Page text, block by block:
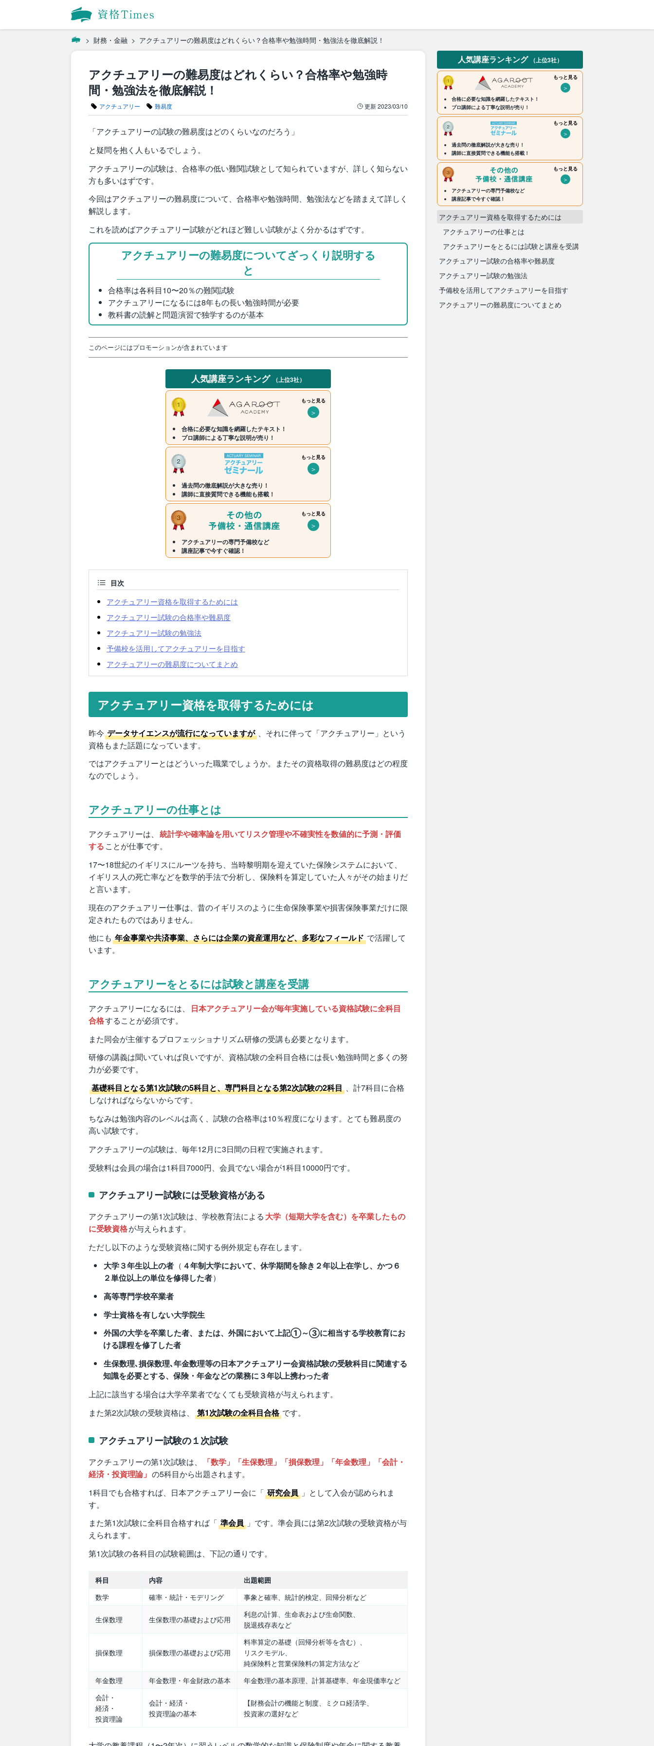
財務・金融 アクチュアリーの難易度はどれくらい？合格率や勉強時間・勉強法を徹底解説！
アクチュアリーの難易度はどれくらい？合格率や勉強時
間・勉強法を徹底解説！
アクチュアリー 難易度 更新2023/03/10
「アクチュアリーの試験の難易度はどのくらいなのだろう」
と疑問を抱く人もいるでしょう。
アクチュアリーの試験は、合格率の低い難関試験として知られていますが、詳しく知らない
方も多いはずです。
今回はアクチュアリーの難易度について、合格率や勉強時間、勉強法などを踏まえて詳しく
解説します。
これを読めばアクチュアリー試験がどれほど難しい試験がよく分かるはずです。
アクチュアリーの難易度についてざっくり説明する
と
合格率は各科目10〜20％の難関試験
アクチュアリーになるには8年もの長い勉強時間が必要
教科書の読解と問題演習で独学するのが基本
このページにはプロモーションが含まれています
人気講座ランキング （上位3社）
もっと見る
＞
合格に必要な知識を網羅したテキスト！
プロ講師による丁寧な説明が売り！
もっと見る
＞
過去問の徹底解説が大きな売り！
講師に直接質問できる機能も搭載！
もっと見る
＞
アクチュアリーの専門予備校など
講座記事で今すぐ確認！
目次
アクチュアリー資格を取得するためには
アクチュアリー試験の合格率や難易度
アクチュアリー試験の勉強法
予備校を活用してアクチュアリーを目指す
アクチュアリーの難易度についてまとめ
アクチュアリー資格を取得するためには
昨今 データサイエンスが流行になっていますが 、それに伴って「アクチュアリー」という
資格もまた話題になっています。
ではアクチュアリーとはどういった職業でしょうか。またその資格取得の難易度はどの程度
なのでしょう。
アクチュアリーの仕事とは
アクチュアリーは、 統計学や確率論を用いてリスク管理や不確実性を数値的に予測・評価
する ことが仕事です。
17〜18世紀のイギリスにルーツを持ち、当時黎明期を迎えていた保険システムにおいて、
イギリス人の死亡率などを数学的手法で分析し、保険料を算定していた人々がその始まりだ
と言います。
現在のアクチュアリー仕事は、昔のイギリスのように生命保険事業や損害保険事業だけに限
定されたものではありません。
他にも 年金事業や共済事業、さらには企業の資産運用など、多彩なフィールド で活躍して
います。
アクチュアリーをとるには試験と講座を受講
アクチュアリーになるには、
日本アクチュアリー会が毎年実施している資格試験に全科目
合格することが必須です。
また同会が主催するプロフェッショナリズム研修の受講も必要となります。
研修の講義は聞いていれば良いですが、資格試験の全科目合格には長い勉強時間と多くの努
力が必要です。
基礎科目となる第1次試験の5科目と、専門科目となる第2次試験の2科目 、計7科目に合格
しなければならないからです。
ちなみは勉強内容のレベルは高く、試験の合格率は10％程度になります。とても難易度の
高い試験です。
アクチュアリーの試験は、毎年12月に3日間の日程で実施されます。
受験料は会員の場合は1科目7000円、会員でない場合が1科目10000円です。
アクチュアリー試験には受験資格がある
アクチュアリーの第1次試験は、学校教育法による 大学（短期大学を含む）を卒業したもの
に受験資格が与えられます。
ただし以下のような受験資格に関する例外規定も存在します。
大学３年生以上の者 （ ４年制大学において、休学期間を除き２年以上在学し、かつ６
２単位以上の単位を修得した者）
高等専門学校卒業者
学士資格を有しない大学院生
外国の大学を卒業した者、または、外国において上記①～③に相当する学校教育にお
ける課程を修了した者
生保数理､損保数理､年金数理等の日本アクチュアリー会資格試験の受験科目に関連する
知識を必要とする、保険・年金などの業務に３年以上携わった者
上記に該当する場合は大学卒業者でなくても受験資格が与えられます。
また第2次試験の受験資格は、
第1次試験の全科目合格 です。
アクチュアリー試験の１次試験
アクチュアリーの第1次試験は、
「数学」「生保数理」「損保数理」「年金数理」「会計・
経済・投資理論」 の5科目から出題されます。
1科目でも合格すれば、日本アクチュアリー会に「 研究会員 」として入会が認められま
す。
また第1次試験に全科目合格すれば「 準会員 」です。準会員には第2次試験の受験資格が与
えられます。
第1次試験の各科目の試験範囲は、下記の通りです。
科目 内容
出題範囲
数学
確率・統計・モデリング 事象と確率、統計的検定、回帰分析など
生保数理 生保数理の基礎および応用
利息の計算、生命表および生命関数、
脱退残存表など
損保数理 損保数理の基礎および応用
料率算定の基礎（回帰分析等を含む）、
リスクモデル、
純保険料と営業保険料の算定方法など
年金数理
年金数理・年金財政の基本
年金数理の基本原理、計算基礎率、年金現価率など
会計・
経済・
投資理論
会計・経済・
投資理論の基本
【財務会計の機能と制度、ミクロ経済学、
投資家の選好など
人気講座ランキング （上位3社）
もっと見る
＞
合格に必要な知識を網羅したテキスト！
プロ講師による丁寧な説明が売り！
もっと見る
＞
過去問の徹底解説が大きな売り！
講師に直接質問できる機能も搭載！
もっと見る
＞
アクチュアリーの専門予備校など
講座記事で今すぐ確認！
アクチュアリー資格を取得するためには
アクチュアリーの仕事とは
アクチュアリーをとるには試験と講座を受講
アクチュアリー試験の合格率や難易度
アクチュアリー試験の勉強法
予備校を活用してアクチュアリーを目指す
アクチュアリーの難易度についてまとめ